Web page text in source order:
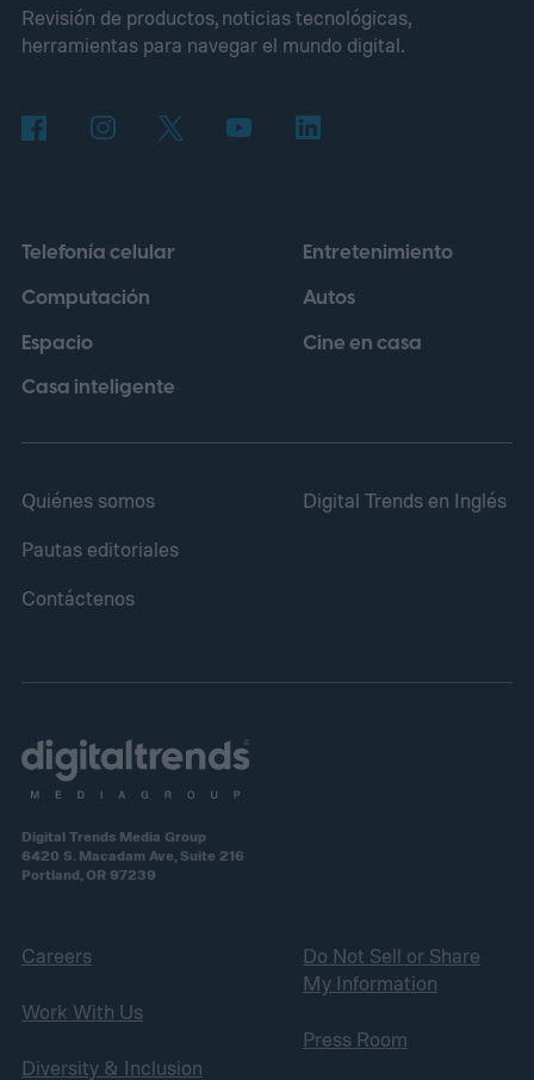
Revisión de productos, noticias tecnológicas,
herramientas para navegar el mundo digital.
Telefonía celular
Computación
Espacio
Casa inteligente
Entretenimiento
Autos
Cine en casa
Quiénes somos
Pautas editoriales
Contáctenos
Digital Trends en Inglés
Digital Trends Media Group
6420 S. Macadam Ave, Suite 216
Portland, OR 97239
Careers
Work With Us
Diversity & Inclusion
Do Not Sell or Share
My Information
Press Room